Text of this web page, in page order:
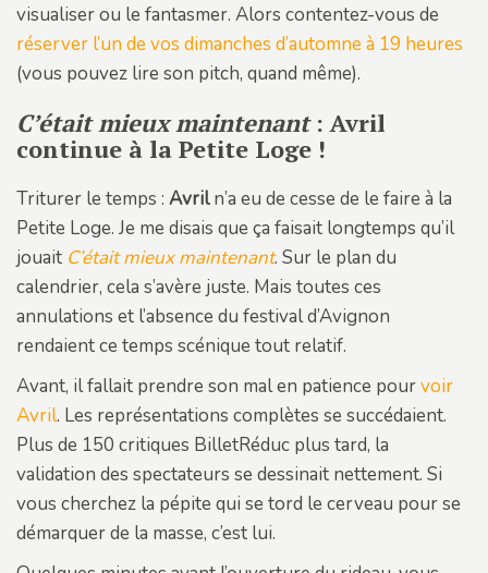
visualiser ou le fantasmer. Alors contentez-vous de
réserver l’un de vos dimanches d’automne à 19 heures
(vous pouvez lire son pitch, quand même).
C’était mieux maintenant: Avril
continue à la Petite Loge !
Triturer le temps : Avriln’a eu de cesse de le faire à la
Petite Loge. Je me disais que ça faisait longtemps qu’il
jouait C’était mieux maintenant. Sur le plan du
calendrier, cela s’avère juste. Mais toutes ces
annulations et l’absence du festival d’Avignon
rendaient ce temps scénique tout relatif.
Avant, il fallait prendre son mal en patience pourvoir
Avril. Les représentations complètes se succédaient.
Plus de 150 critiques BilletRéduc plus tard, la
validation des spectateurs se dessinait nettement. Si
vous cherchez la pépite qui se tord le cerveau pour se
démarquer de la masse, c’est lui.